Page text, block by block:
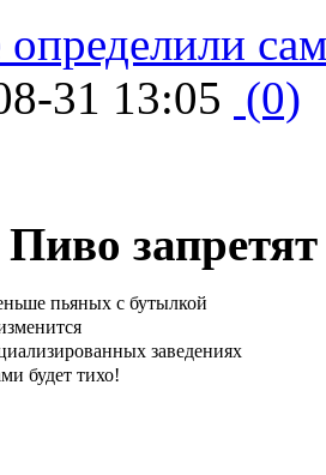
31 13:05 (0)
Пиво
пьяных с бутылкой
заведениях
будет тихо!